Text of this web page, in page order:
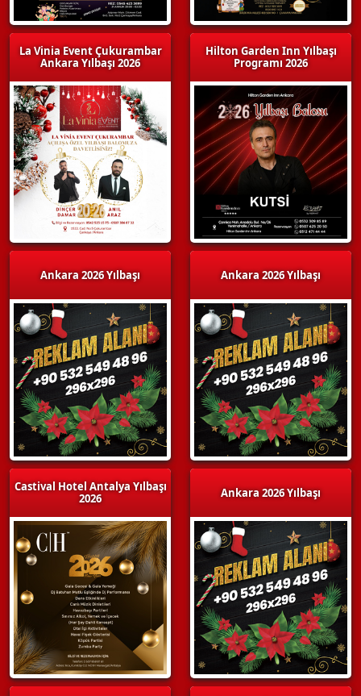
La Vinia Event Çukurambar
Ankara Yılbaşı 2026
Ankara 2026 Yılbaşı
Castival Hotel Antalya Yılbaşı
2026
Hilton Garden Inn Yılbaşı
Programı 2026
Ankara 2026 Yılbaşı
Ankara 2026 Yılbaşı